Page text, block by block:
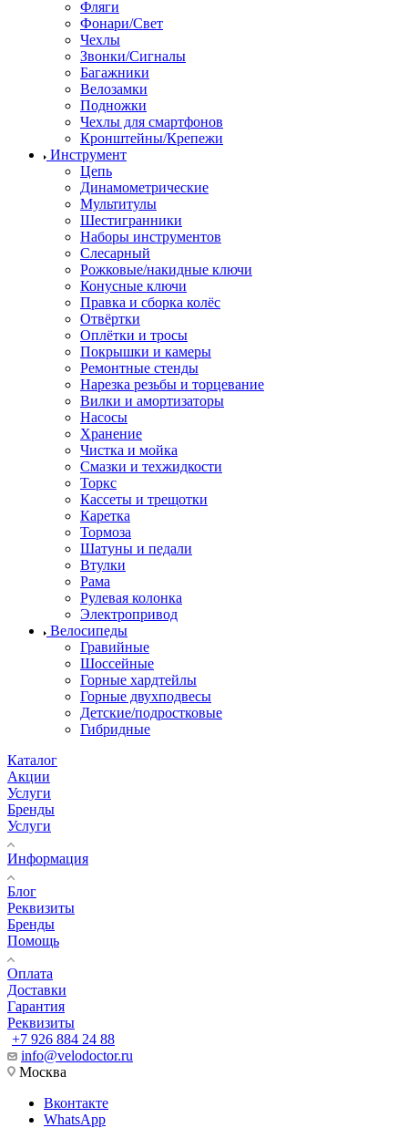
Фляги
Фонари/Свет
Чехлы
Звонки/Сигналы
Багажники
Велозамки
Подножки
Чехлы для смартфонов
Кронштейны/Крепежи
Инструмент
Цепь
Динамометрические
Мультитулы
Шестигранники
Наборы инструментов
Слесарный
Рожковые/накидные ключи
Конусные ключи
Правка и сборка колёс
Отвёртки
Оплётки и тросы
Покрышки и камеры
Ремонтные стенды
Нарезка резьбы и торцевание
Вилки и амортизаторы
Насосы
Хранение
Чистка и мойка
Смазки и техжидкости
Торкс
Кассеты и трещотки
Каретка
Тормоза
Шатуны и педали
Втулки
Рама
Рулевая колонка
Электропривод
Велосипеды
Гравийные
Шоссейные
Горные хардтейлы
Горные двухподвесы
Детские/подростковые
Гибридные
Каталог
Акции
Услуги
Бренды
Услуги
Информация
Блог
Реквизиты
Бренды
Помощь
Оплата
Доставки
Гарантия
Реквизиты
+7 926 884 24 88
info@velodoctor.ru
Москва
Вконтакте
WhatsApp